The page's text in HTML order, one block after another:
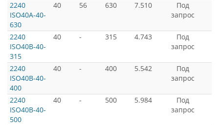
2240
ISO40A-40-
630
40 56 630 7.510
Под
запрос
2240
ISO40B-40-
315
40 - 315 4.743
Под
запрос
2240
ISO40B-40-
400
40 - 400 5.542
Под
запрос
2240
ISO40B-40-
500
40 - 500 5.984
Под
запрос